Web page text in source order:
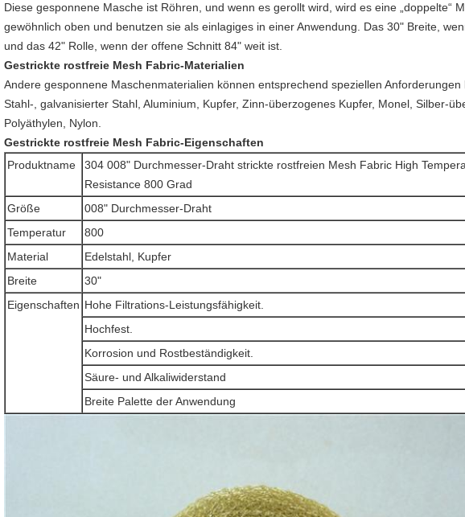
Diese gesponnene Masche ist Röhren, und wenn es gerollt wird, wird es eine „doppelte“
gewöhnlich oben und benutzen sie als einlagiges in einer Anwendung. Das 30" Breite,
und das 42" Rolle, wenn der offene Schnitt 84" weit ist.
Gestrickte rostfreie Mesh Fabric-Materialien
Andere gesponnene Maschenmaterialien können entsprechend speziellen
Stahl-, galvanisierter Stahl, Aluminium, Kupfer, Zinn-überzogenes Kupfer, Monel, Silber-
Polyäthylen, Nylon.
Gestrickte rostfreie Mesh Fabric-Eigenschaften
Produktname
304 008" Durchmesser-Draht strickte rostfreien Mesh Fabric High
Resistance 800 Grad
Größe
008" Durchmesser-Draht
Temperatur
800
Material
Edelstahl, Kupfer
Breite
30"
Eigenschaften Hohe Filtrations-Leistungsfähigkeit.
Hochfest.
Korrosion und Rostbeständigkeit.
Säure- und Alkaliwiderstand
Breite Palette der Anwendung